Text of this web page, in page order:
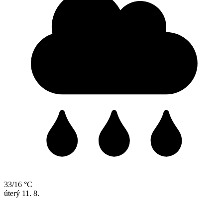
33/16 °C
úterý 11. 8.